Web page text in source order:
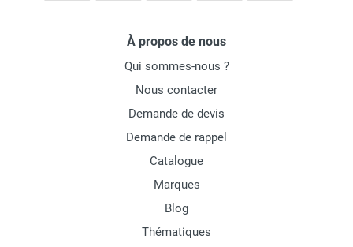
À propos de nous
Qui sommes-nous ?
Nous contacter
Demande de devis
Demande de rappel
Catalogue
Marques
Blog
Thématiques